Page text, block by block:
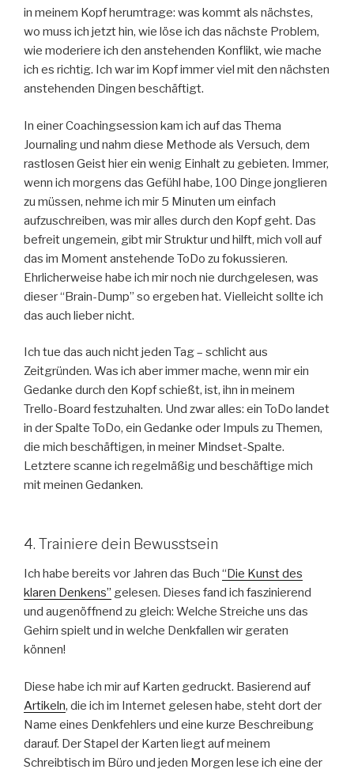
in meinem Kopf herumtrage: was kommt als nächstes,
wo muss ich jetzt hin, wie löse ich das nächste Problem,
wie moderiere ich den anstehenden Konflikt, wie mache
ich es richtig. Ich war im Kopf immer viel mit den nächsten
anstehenden Dingen beschäftigt.
In einer Coachingsession kam ich auf das Thema
Journaling und nahm diese Methode als Versuch, dem
rastlosen Geist hier ein wenig Einhalt zu gebieten. Immer,
wenn ich morgens das Gefühl habe, 100 Dinge jonglieren
zu müssen, nehme ich mir 5 Minuten um einfach
aufzuschreiben, was mir alles durch den Kopf geht. Das
befreit ungemein, gibt mir Struktur und hilft, mich voll auf
das im Moment anstehende ToDo zu fokussieren.
Ehrlicherweise habe ich mir noch nie durchgelesen, was
dieser “Brain-Dump” so ergeben hat. Vielleicht sollte ich
das auch lieber nicht.
Ich tue das auch nicht jeden Tag – schlicht aus
Zeitgründen. Was ich aber immer mache, wenn mir ein
Gedanke durch den Kopf schießt, ist, ihn in meinem
Trello-Board festzuhalten. Und zwar alles: ein ToDo landet
in der Spalte ToDo, ein Gedanke oder Impuls zu Themen,
die mich beschäftigen, in meiner Mindset-Spalte.
Letztere scanne ich regelmäßig und beschäftige mich
mit meinen Gedanken.
4. Trainiere dein Bewusstsein
Ich habe bereits vor Jahren das Buch “Die Kunst des
klaren Denkens” gelesen. Dieses fand ich faszinierend
und augenöffnend zu gleich: Welche Streiche uns das
Gehirn spielt und in welche Denkfallen wir geraten
können!
Diese habe ich mir auf Karten gedruckt. Basierend auf
Artikeln, die ich im Internet gelesen habe, steht dort der
Name eines Denkfehlers und eine kurze Beschreibung
darauf. Der Stapel der Karten liegt auf meinem
Schreibtisch im Büro und jeden Morgen lese ich eine der